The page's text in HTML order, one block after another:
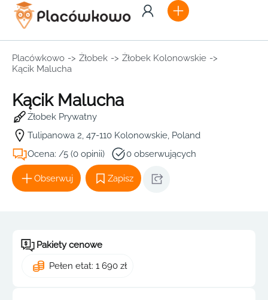
Placówkowo -> Żłobek -> Żłobek Kolonowskie ->
Kącik Malucha
Kącik Malucha
Żłobek Prywatny
Tulipanowa 2, 47-110 Kolonowskie, Poland
Ocena: /5 (0 opinii)
0 obserwujących
Obserwuj Zapisz
Pakiety cenowe
Pełen etat: 1 690 zł